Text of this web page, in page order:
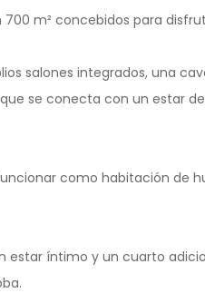
m² concebidos para
salones integrados, una
se conecta con un estar
como habitación de
estar íntimo y un cuarto